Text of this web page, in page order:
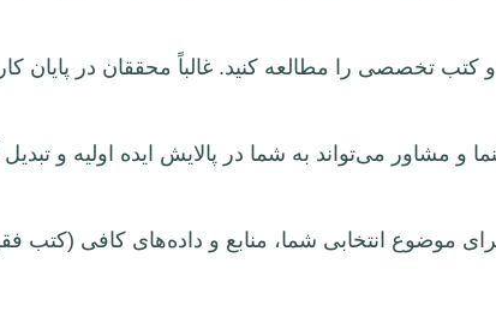
و کتب تخصصی را مطالعه کنید. غالباً محققان در پایان
و مشاور می‌تواند به شما در پالایش ایده اولیه و
موضوع انتخابی شما، منابع و داده‌های کافی (کتب